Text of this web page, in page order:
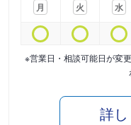
月
火
水
※営業日・相談可能日が変
詳